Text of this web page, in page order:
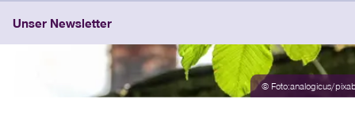
Unser Newsletter
© Foto:analogicus/